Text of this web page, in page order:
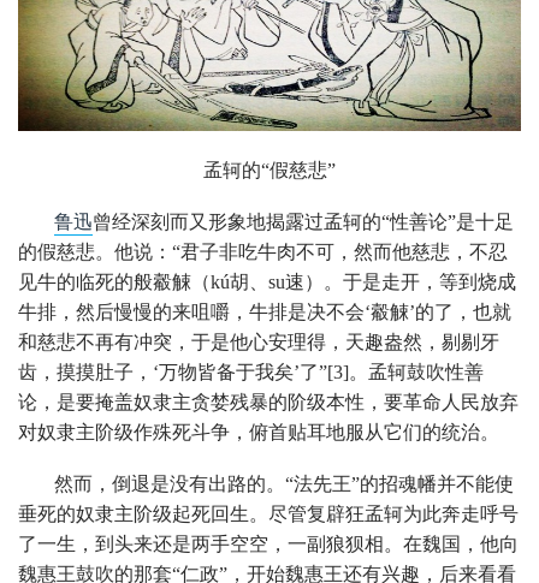
孟轲的“假慈悲”
鲁迅曾经深刻而又形象地揭露过孟轲的“性善论”是十足
的假慈悲。他说：“君子非吃牛肉不可，然而他慈悲，不忍
见牛的临死的般觳觫（kú胡、su速）。于是走开，等到烧成
牛排，然后慢慢的来咀嚼，牛排是决不会‘觳觫’的了，也就
和慈悲不再有冲突，于是他心安理得，天趣盎然，剔剔牙
齿，摸摸肚子，‘万物皆备于我矣’了”[3]。孟轲鼓吹性善
论，是要掩盖奴隶主贪婪残暴的阶级本性，要革命人民放弃
对奴隶主阶级作殊死斗争，俯首贴耳地服从它们的统治。
然而，倒退是没有出路的。“法先王”的招魂幡并不能使
垂死的奴隶主阶级起死回生。尽管复辟狂孟轲为此奔走呼号
了一生，到头来还是两手空空，一副狼狈相。在魏国，他向
魏惠王鼓吹的那套“仁政”，开始魏惠王还有兴趣，后来看看